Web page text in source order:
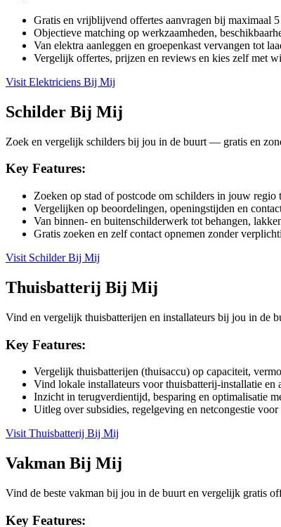
Gratis en vrijblijvend offertes aanvragen bij maximaal
Objectieve matching op werkzaamheden,
Van elektra aanleggen en groepenkast vervangen tot
Vergelijk offertes, prijzen en reviews en kies zelf met
Visit Elektriciens Bij Mij
Schilder Bij Mij
Zoek en vergelijk schilders bij jou in de buurt — gratis en
Key Features:
Zoeken op stad of postcode om schilders in jouw regio
Vergelijken op beoordelingen, openingstijden en
Van binnen- en buitenschilderwerk tot behangen,
Gratis zoeken en zelf contact opnemen zonder
Visit Schilder Bij Mij
Thuisbatterij Bij Mij
Vind en vergelijk thuisbatterijen en installateurs bij jou in de
Key Features:
Vergelijk thuisbatterijen (thuisaccu) op capaciteit,
Vind lokale installateurs voor thuisbatterij-installatie en
Inzicht in terugverdientijd, besparing en optimalisatie
Uitleg over subsidies, regelgeving en netcongestie
Visit Thuisbatterij Bij Mij
Vakman Bij Mij
Vind de beste vakman bij jou in de buurt en vergelijk gratis
Key Features: